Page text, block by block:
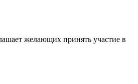
желающих принять участие в